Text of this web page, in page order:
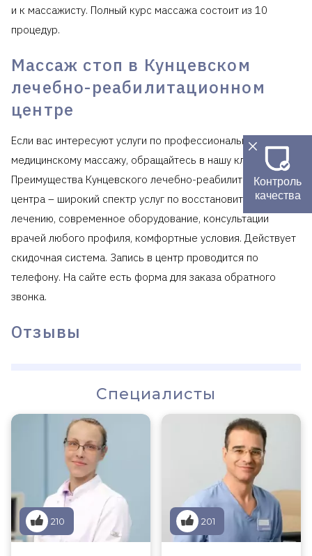
и к массажисту. Полный курс массажа состоит из 10
процедур.
Массаж стоп в Кунцевском
лечебно-реабилитационном
центре
Если вас интересуют услуги по профессиональному
медицинскому массажу, обращайтесь в нашу клинику.
Преимущества Кунцевского лечебно-реабилитационного
центра – широкий спектр услуг по восстановительному
лечению, современное оборудование, консультации
врачей любого профиля, комфортные условия. Действует
скидочная система. Запись в центр проводится по
телефону. На сайте есть форма для заказа обратного
звонка.
Отзывы
Специалисты
210 201
Контроль
качества